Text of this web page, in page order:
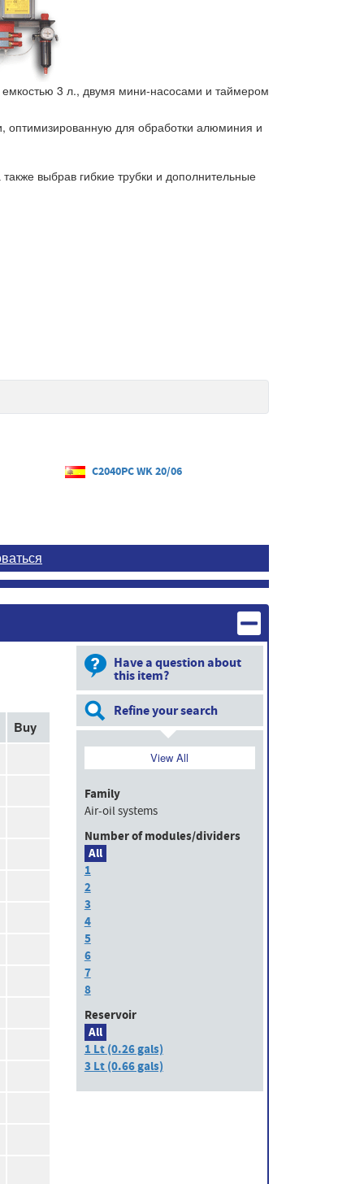
емкостью 3 л., двумя мини-насосами и таймером
оптимизированную для обработки алюминия и
выбрав гибкие трубки и дополнительные
C2040PC WK 20/06
Buy
Have a question about
this item?
Refine your search
View All
Family
Air-oil systems
Number of modules/dividers
All
1
2
3
4
5
6
7
8
Reservoir
All
1 Lt (0.26 gals)
3 Lt (0.66 gals)